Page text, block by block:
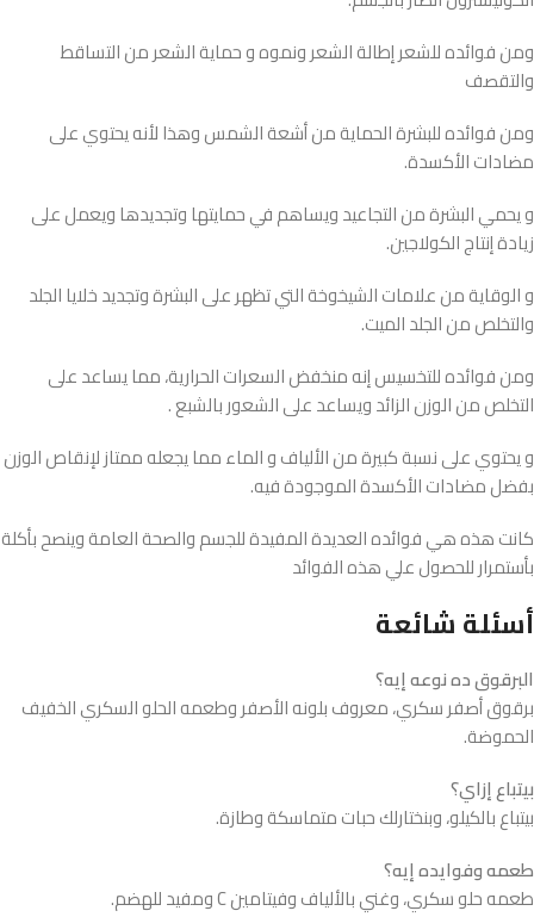
ومن فوائده للشعر إطالة الشعر ونموه و حماية الشعر من التساقط
والتقصف
ومن فوائده للبشرة الحماية من أشعة الشمس وهذا لأنه يحتوي على
مضادات الأكسدة.
و يحمي البشرة من التجاعيد ويساهم في حمايتها وتجديدها ويعمل على
زيادة إنتاج الكولاجين.
و الوقاية من علامات الشيخوخة التي تظهر على البشرة وتجديد خلايا الجلد
والتخلص من الجلد الميت.
ومن فوائده للتخسيس إنه منخفض السعرات الحرارية، مما يساعد على
التخلص من الوزن الزائد ويساعد على الشعور بالشبع .
و يحتوي على نسبة كبيرة من الألياف و الماء مما يجعله ممتاز لإنقاص الوزن
بفضل مضادات الأكسدة الموجودة فيه.
كانت هذه هي فوائده العديدة المفيدة للجسم والصحة العامة وينصح بأكلة
بأستمرار للحصول علي هذه الفوائد
أسئلة شائعة
البرقوق ده نوعه إيه؟
برقوق أصفر سكري، معروف بلونه الأصفر وطعمه الحلو السكري الخفيف
الحموضة.
بيتباع إزاي؟
بيتباع بالكيلو، وبنختارلك حبات متماسكة وطازة.
طعمه وفوايده إيه؟
طعمه حلو سكري، وغني بالألياف وفيتامين C ومفيد للهضم.